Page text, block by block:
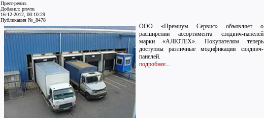
Пресс-релиз.
Добавил: prsvru
16-12-2012, 00:10:29
Публикация №_8478
ООО «Премиум Сервис» объявляет о
расширении ассортимента сэндвич-панелей
марки «АЛЮТЕХ». Покупателям теперь
доступны различные модификации сэндвич-
панелей.
подробнее...